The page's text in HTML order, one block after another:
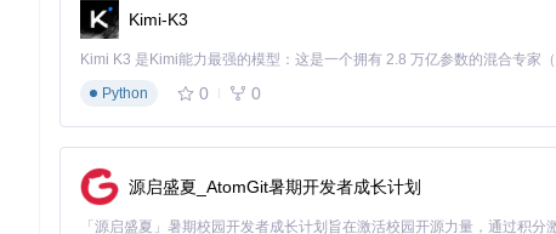
Kimi-K3
Python
0 0
源启盛夏_AtomGit暑期开发者成长计划